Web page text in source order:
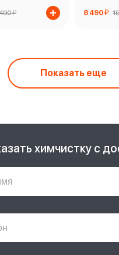
й 8 490й
Показать еще
химчистку с